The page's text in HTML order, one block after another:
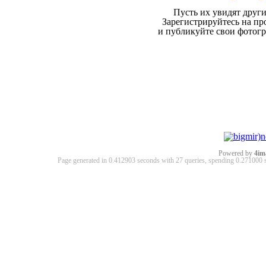
Пусть их увидят
Зарегистрируйтесь на
и публикуйте свои
Powered by
Page generated in 0.412903 seconds with 27 queries, spending